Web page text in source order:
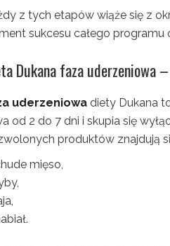
z tych etapów wiąże się z
sukcesu całego programu
Dukana faza uderzeniowa
uderzeniowa diety Dukana
od 2 do 7 dni i skupia się
produktów znajdują
mięso,